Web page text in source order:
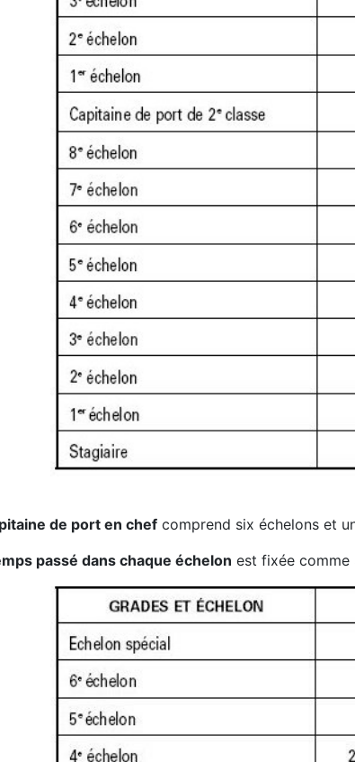
de port en chef comprend six échelons et
passé dans chaque échelon est fixée comme